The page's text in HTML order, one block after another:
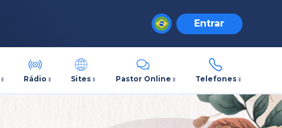
Entrar
Rádio Sites Pastor Online Telefones